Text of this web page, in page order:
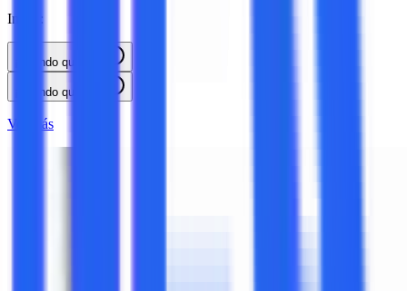
Inicio:
¡Cuando quieras!
¡Cuando quieras!
Ver más